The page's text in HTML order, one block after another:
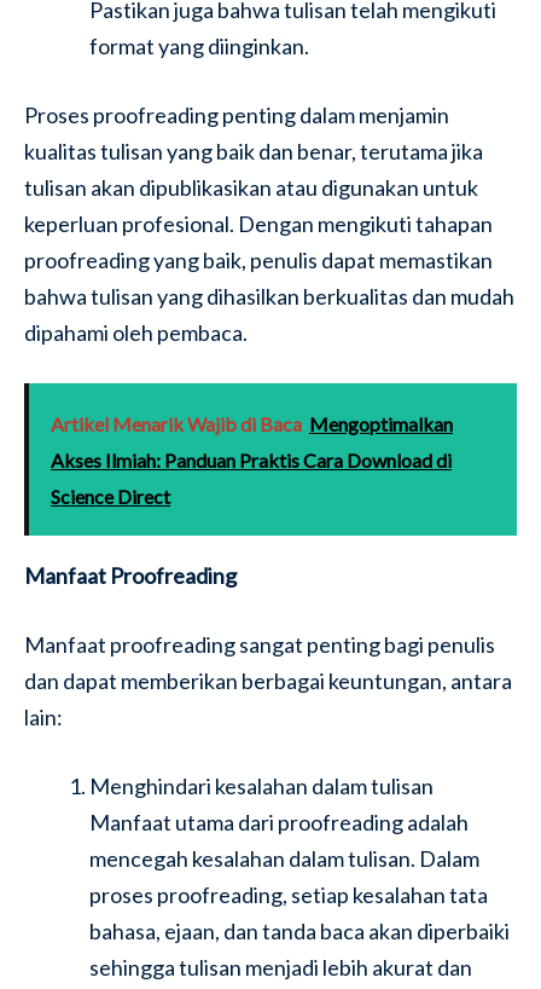
Pastikan juga bahwa tulisan telah mengikuti
format yang diinginkan.
Proses proofreading penting dalam menjamin
kualitas tulisan yang baik dan benar, terutama jika
tulisan akan dipublikasikan atau digunakan untuk
keperluan profesional. Dengan mengikuti tahapan
proofreading yang baik, penulis dapat memastikan
bahwa tulisan yang dihasilkan berkualitas dan mudah
dipahami oleh pembaca.
Artikel Menarik Wajib di Baca Mengoptimalkan
Akses Ilmiah: Panduan Praktis Cara Download di
Science Direct
Manfaat Proofreading
Manfaat proofreading sangat penting bagi penulis
dan dapat memberikan berbagai keuntungan, antara
lain:
Menghindari kesalahan dalam tulisan
Manfaat utama dari proofreading adalah
mencegah kesalahan dalam tulisan. Dalam
proses proofreading, setiap kesalahan tata
bahasa, ejaan, dan tanda baca akan diperbaiki
sehingga tulisan menjadi lebih akurat dan